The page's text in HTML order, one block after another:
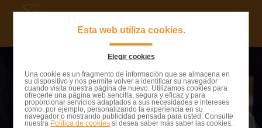
Conectados contigo
Te hablamos sobre lo que más te importa
Esta web utiliza cookies.
Elegir cookies
Una cookie es un fragmento de información que se almacena en
su dispositivo y nos permite volver a identificar su navegador
cuando visita nuestra página de nuevo. Utilizamos cookies para
ofrecerle una página web sencilla, segura y eficaz y para
proporcionar servicios adaptados a sus necesidades e intereses
como, por ejemplo, personalizando la experiencia en su
navegador o mostrando publicidad pensada para usted. Consulte
nuestra Política de cookies si desea saber más saber las cookies.